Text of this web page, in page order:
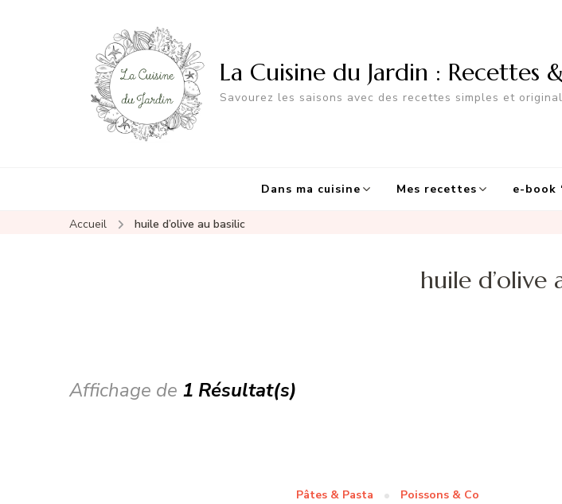
La Cuisine du Jardin : Recettes
Savourez les saisons avec des recettes simples et
Dans ma cuisine Mes recettes e-book
Accueil huile d’olive au basilic
huile d’olive
Affichage de 1 Résultat(s)
Pâtes & Pasta Poissons & Co